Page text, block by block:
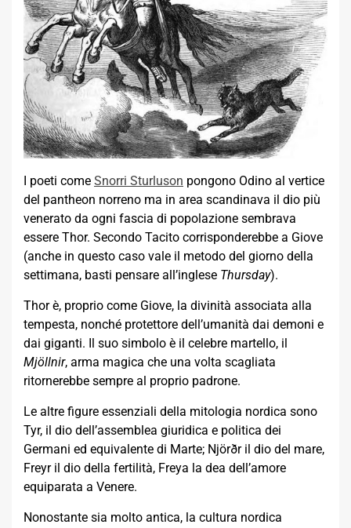
I poeti come Snorri Sturluson pongono Odino al vertice
del pantheon norreno ma in area scandinava il dio più
venerato da ogni fascia di popolazione sembrava
essere Thor. Secondo Tacito corrisponderebbe a Giove
(anche in questo caso vale il metodo del giorno della
settimana, basti pensare all’inglese Thursday).
Thor è, proprio come Giove, la divinità associata alla
tempesta, nonché protettore dell’umanità dai demoni e
dai giganti. Il suo simbolo è il celebre martello, il
Mjöllnir, arma magica che una volta scagliata
ritornerebbe sempre al proprio padrone.
Le altre figure essenziali della mitologia nordica sono
Tyr, il dio dell’assemblea giuridica e politica dei
Germani ed equivalente di Marte; Njörðr il dio del mare,
Freyr il dio della fertilità, Freya la dea dell’amore
equiparata a Venere.
Nonostante sia molto antica, la cultura nordica